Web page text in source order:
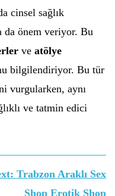
cinsel sağlık
da önem veriyor. Bu
ve atölye
bilgilendiriyor. Bu tür
vurgularken, aynı
ve tatmin edici
Trabzon Araklı Sex
Shop Erotik Shop